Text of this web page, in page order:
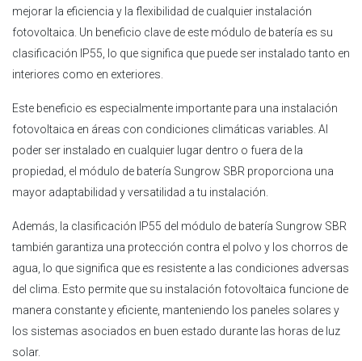
mejorar la eficiencia y la flexibilidad de cualquier instalación
fotovoltaica. Un beneficio clave de este módulo de batería es su
clasificación IP55, lo que significa que puede ser instalado tanto en
interiores como en exteriores.
Este beneficio es especialmente importante para una instalación
fotovoltaica en áreas con condiciones climáticas variables. Al
poder ser instalado en cualquier lugar dentro o fuera de la
propiedad, el módulo de batería Sungrow SBR proporciona una
mayor adaptabilidad y versatilidad a tu instalación.
Además, la clasificación IP55 del módulo de batería Sungrow SBR
también garantiza una protección contra el polvo y los chorros de
agua, lo que significa que es resistente a las condiciones adversas
del clima. Esto permite que su instalación fotovoltaica funcione de
manera constante y eficiente, manteniendo los paneles solares y
los sistemas asociados en buen estado durante las horas de luz
solar.